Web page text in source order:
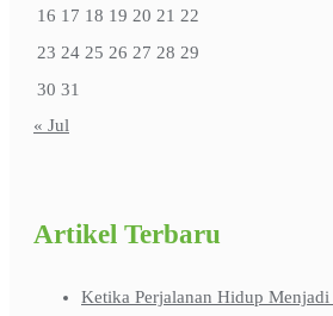
16 17 18 19 20 21 22
23 24 25 26 27 28 29
30 31
« Jul
Artikel Terbaru
Ketika Perjalanan Hidup